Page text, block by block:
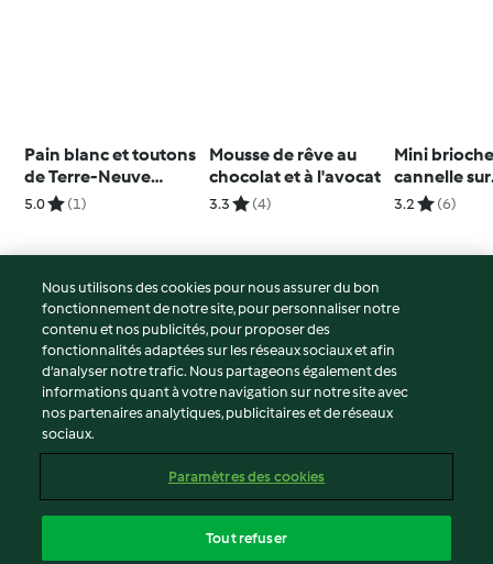
Pain blanc et toutons
de Terre-Neuve
(Frybread)
5.0 (1)
Mousse de rêve au
chocolat et à l'avocat
3.3 (4)
Mini
cannelle sur
bâtonnet
3.2 (6)
© Copyright 2026
Conditions d'utilisation
Politique de confidentialité
Non-responsabilité
Mentions légales
Contenu du rapport
Déclaration d'accessibilité
Nous utilisons des cookies pour nous assurer du bon
fonctionnement de notre site, pour personnaliser notre
contenu et nos publicités, pour proposer des
fonctionnalités adaptées sur les réseaux sociaux et afin
d’analyser notre trafic. Nous partageons également des
informations quant à votre navigation sur notre site avec
nos partenaires analytiques, publicitaires et de réseaux
sociaux.
Paramètres des cookies
Tout refuser